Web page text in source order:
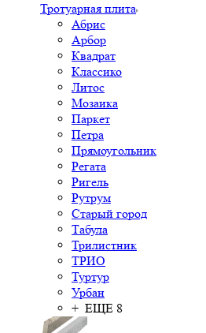
Тротуарная плита
Абрис
Арбор
Квадрат
Классико
Литос
Мозаика
Паркет
Петра
Прямоугольник
Регата
Ригель
Рутрум
Старый город
Табула
Трилистник
ТРИО
Туртур
Урбан
+ ЕЩЕ 8